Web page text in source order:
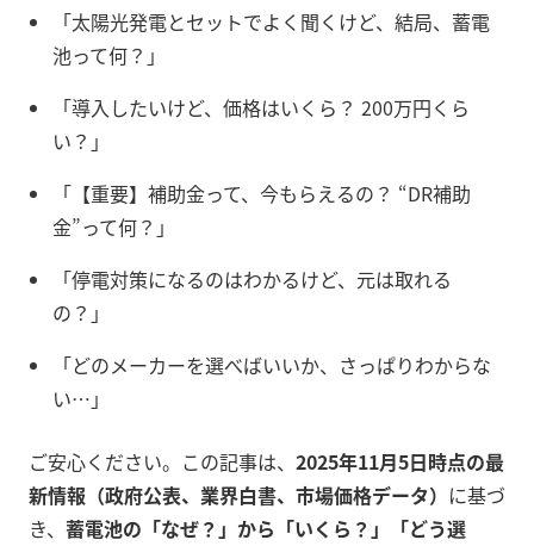
「太陽光発電とセットでよく聞くけど、結局、蓄電
池って何？」
「導入したいけど、価格はいくら？ 200万円くら
い？」
「【重要】補助金って、今もらえるの？ “DR補助
金”って何？」
「停電対策になるのはわかるけど、元は取れる
の？」
「どのメーカーを選べばいいか、さっぱりわからな
い…」
ご安心ください。この記事は、 2025年11月5日時点の最
新情報（政府公表、業界白書、市場価格データ） に基づ
き、 蓄電池の「なぜ？」から「いくら？」「どう選